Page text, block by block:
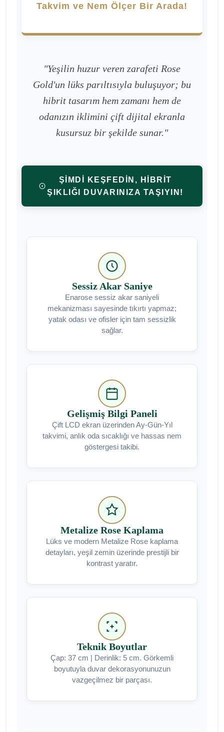
Takvim ve Nem Ölçer Bir Arada!
"Yeşilin huzur veren zarafeti Rose
Gold'un lüks parıltısıyla buluşuyor; bu
hibrit tasarım hem zamanı hem de
odanızın iklimini çift dijital ekranla
kusursuz bir şekilde sunar."
ŞİMDİ KEŞFEDİN, HİBRİT
ŞIKLIĞI DUVARINIZA TAŞIYIN!
Sessiz Akar Saniye
Enarose sessiz akar saniyeli
mekanizması sayesinde tıkırtı yapmaz;
yatak odası ve ofisler için tam sessizlik
sağlar.
Gelişmiş Bilgi Paneli
Çift LCD ekran üzerinden Ay-Gün-Yıl
takvimi, anlık oda sıcaklığı ve hassas nem
göstergesi takibi.
Metalize Rose Kaplama
Lüks ve modern Metalize Rose kaplama
detayları, yeşil zemin üzerinde prestijli bir
kontrast yaratır.
Teknik Boyutlar
Çap: 37 cm | Derinlik: 5 cm. Görkemli
boyutuyla duvar dekorasyonunuzun
vazgeçilmez bir parçası.